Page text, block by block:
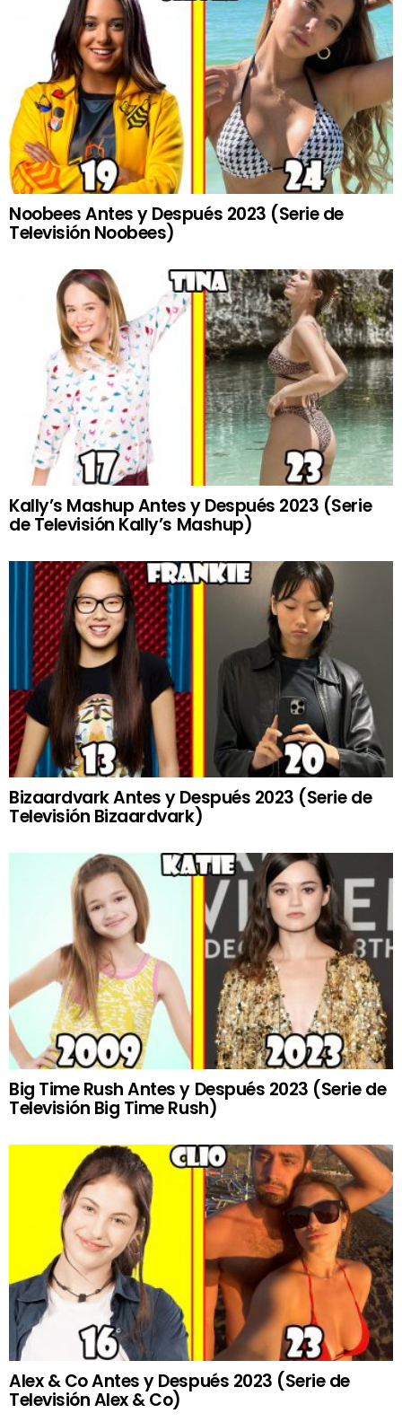
Noobees Antes y Después 2023 (Serie de
Televisión Noobees)
Kally’s Mashup Antes y Después 2023 (Serie
de Televisión Kally’s Mashup)
Bizaardvark Antes y Después 2023 (Serie de
Televisión Bizaardvark)
Big Time Rush Antes y Después 2023 (Serie de
Televisión Big Time Rush)
Alex & Co Antes y Después 2023 (Serie de
Televisión Alex & Co)